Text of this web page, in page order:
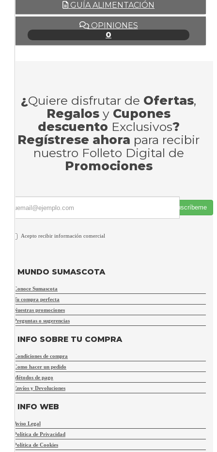
GUÍA ALIMENTACIÓN
OPINIONES
0
¿Quiere disfrutar de Ofertas,
Regalos y Cupones
descuento Exclusivos?
Regístrese ahora para recibir
nuestro Folleto Digital de
Promociones
Suscríbeme
Acepto recibir información comercial
MUNDO SUMASCOTA
Conoce Sumascota
Tu compra perfecta
Nuestras promociones
Preguntas o sugerencias
INFO SOBRE TU COMPRA
Condiciones de compra
Como hacer un pedido
Métodos de pago
Envíos y Devoluciones
INFO WEB
Aviso Legal
Política de Privacidad
Política de Cookies